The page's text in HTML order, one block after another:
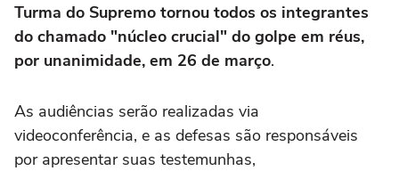
Turma do Supremo tornou todos os integrantes
do chamado "núcleo crucial" do golpe em réus,
por unanimidade, em 26 de março.
As audiências serão realizadas via
videoconferência, e as defesas são responsáveis
por apresentar suas testemunhas,